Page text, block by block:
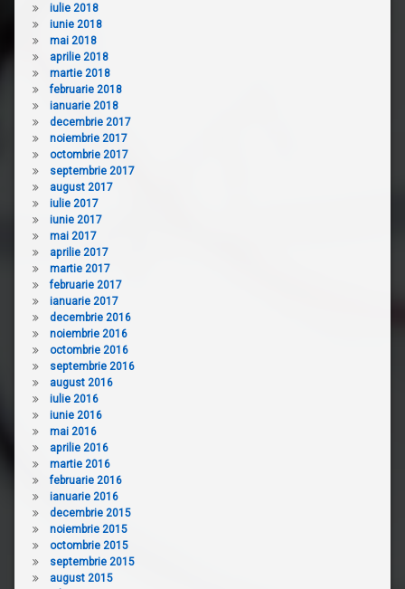
iulie 2018
iunie 2018
mai 2018
aprilie 2018
martie 2018
februarie 2018
ianuarie 2018
decembrie 2017
noiembrie 2017
octombrie 2017
septembrie 2017
august 2017
iulie 2017
iunie 2017
mai 2017
aprilie 2017
martie 2017
februarie 2017
ianuarie 2017
decembrie 2016
noiembrie 2016
octombrie 2016
septembrie 2016
august 2016
iulie 2016
iunie 2016
mai 2016
aprilie 2016
martie 2016
februarie 2016
ianuarie 2016
decembrie 2015
noiembrie 2015
octombrie 2015
septembrie 2015
august 2015